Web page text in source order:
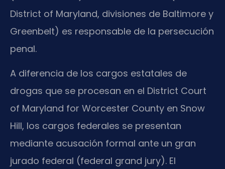
District of Maryland, divisiones de Baltimore y
Greenbelt) es responsable de la persecución
penal.
A diferencia de los cargos estatales de
drogas que se procesan en el District Court
of Maryland for Worcester County en Snow
Hill, los cargos federales se presentan
mediante acusación formal ante un gran
jurado federal (federal grand jury). El